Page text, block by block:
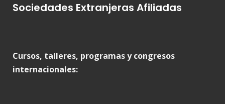
Sociedades Extranjeras Afiliadas
Cursos, talleres, programas y congresos
internacionales: